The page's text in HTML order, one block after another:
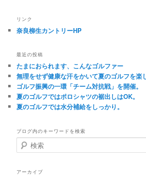
リンク
奈良柳生カントリーHP
最近の投稿
たまにおられます、こんなゴルファー
無理をせず健康な汗をかいて夏のゴルフを楽
ゴルフ振興の一環「チーム対抗戦」を開催。
夏のゴルフではポロシャツの裾出しはOK。
夏のゴルフでは水分補給をしっかり。
ブログ内のキーワードを検索
検
索
アーカイブ